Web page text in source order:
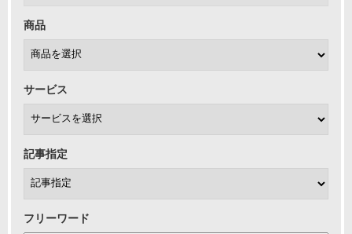
商品
サービス
記事指定
フリーワード